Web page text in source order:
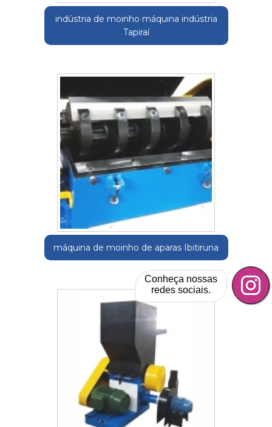
indústria de moinho máquina indústria
Tapiraí
máquina de moinho de aparas Ibitiruna
Conheça nossas
redes sociais.